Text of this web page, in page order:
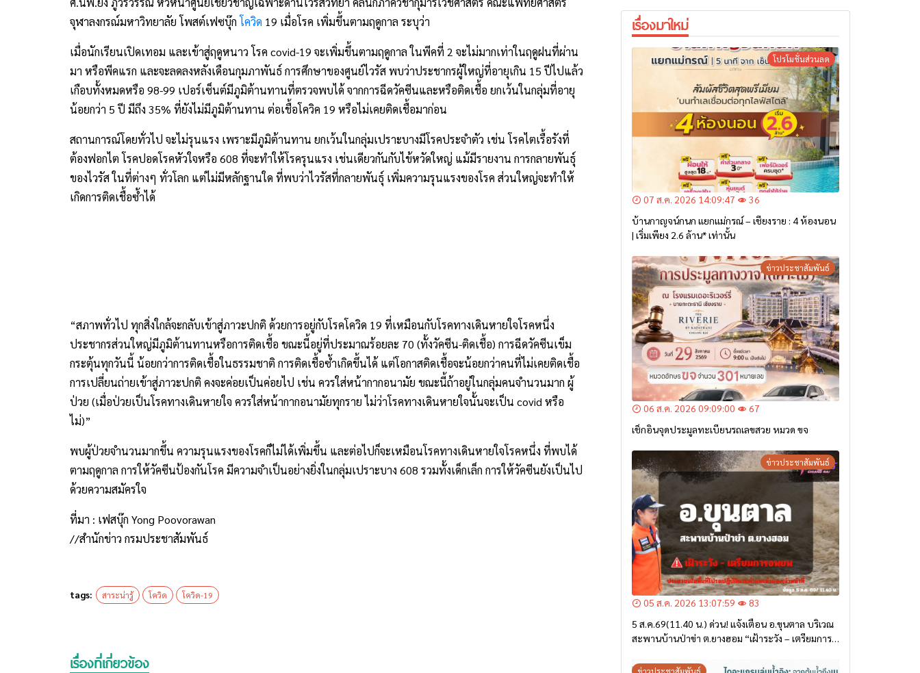
จุฬาลงกรณ์มหาวิทยาลัย โพสต์เฟซบุ๊ก โควิด 19 เมื่อโรค เพิ่มขึ้นตามฤดูกาล ระบุว่า
เมื่อนักเรียนเปิดเทอม และเข้าสู่ฤดูหนาว โรค covid-19 จะเพิ่มขึ้นตามฤดูกาล ในพีคที่ 2 จะไม่มากเท่าในฤดูฝนที่ผ่าน
มา หรือพีคแรก และจะลดลงหลังเดือนกุมภาพันธ์ การศึกษาของศูนย์ไวรัส พบว่าประชากรผู้ใหญ่ที่อายุเกิน 15 ปีไปแล้ว
เกือบทั้งหมดหรือ 98-99 เปอร์เซ็นต์มีภูมิต้านทานที่ตรวจพบได้ จากการฉีดวัคซีนและหรือติดเชื้อ ยกเว้นในกลุ่มที่อายุ
น้อยกว่า 5 ปี มีถึง 35% ที่ยังไม่มีภูมิต้านทาน ต่อเชื้อโควิค 19 หรือไม่เคยติดเชื้อมาก่อน
สถานการณ์โดยทั่วไป จะไม่รุนแรง เพราะมีภูมิต้านทาน ยกเว้นในกลุ่มเปราะบางมีโรคประจำตัว เช่น โรคไตเรื้อรังที่
ต้องฟอกไต โรคปอดโรคหัวใจหรือ 608 ที่จะทำให้โรครุนแรง เช่นเดียวกันกับไข้หวัดใหญ่ แม้มีรายงาน การกลายพันธุ์
ของไวรัส ในที่ต่างๆ ทั่วโลก แต่ไม่มีหลักฐานใด ที่พบว่าไวรัสที่กลายพันธุ์ เพิ่มความรุนแรงของโรค ส่วนใหญ่จะทำให้
เกิดการติดเชื้อซ้ำได้
“สภาพทั่วไป ทุกสิ่งใกล้จะกลับเข้าสู่ภาวะปกติ ด้วยการอยู่กับโรคโควิด 19 ที่เหมือนกับโรคทางเดินหายใจโรคหนึ่ง
ประชากรส่วนใหญ่มีภูมิต้านทานหรือการติดเชื้อ ขณะนี้อยู่ที่ประมาณร้อยละ 70 (ทั้งวัคซีน-ติดเชื้อ) การฉีดวัคซีนเข็ม
กระตุ้นทุกวันนี้ น้อยกว่าการติดเชื้อในธรรมชาติ การติดเชื้อซ้ำเกิดขึ้นได้ แต่โอกาสติดเชื้อจะน้อยกว่าคนที่ไม่เคยติดเชื้อ
การเปลี่ยนถ่ายเข้าสู่ภาวะปกติ คงจะค่อยเป็นค่อยไป เช่น ควรใส่หน้ากากอนามัย ขณะนี้ถ้าอยู่ในกลุ่มคนจำนวนมาก ผู้
ป่วย (เมื่อป่วยเป็นโรคทางเดินหายใจ ควรใส่หน้ากากอนามัยทุกราย ไม่ว่าโรคทางเดินหายใจนั้นจะเป็น covid หรือ
ไม่)”
พบผู้ป่วยจำนวนมากขึ้น ความรุนแรงของโรคก็ไม่ได้เพิ่มขึ้น และต่อไปก็จะเหมือนโรคทางเดินหายใจโรคหนึ่ง ที่พบได้
ตามฤดูกาล การให้วัคซีนป้องกันโรค มีความจำเป็นอย่างยิ่งในกลุ่มเปราะบาง 608 รวมทั้งเด็กเล็ก การให้วัคซีนยังเป็นไป
ด้วยความสมัครใจ
ที่มา : เฟสบุ๊ก Yong Poovorawan
//สำนักข่าว กรมประชาสัมพันธ์
tags: สาระน่ารู้ โควิด โควิด-19
เรื่องที่เกี่ยวข้อง
เรื่องมาใหม่
โปรโมชั่นส่วนลด
07 ส.ค. 2026 14:09:47
36
บ้านกาญจน์กนก แยกแม่กรณ์ – เชียงราย : 4 ห้องนอน
| เริ่มเพียง 2.6 ล้าน* เท่านั้น
ข่าวประชาสัมพันธ์
06 ส.ค. 2026 09:09:00
67
เช็กอินจุดประมูลทะเบียนรถเลขสวย หมวด ขจ
ข่าวประชาสัมพันธ์
05 ส.ค. 2026 13:07:59
83
5 ส.ค.69(11.40 น.) ด่วน! แจ้งเตือน อ.ขุนตาล บริเวณ
สะพานบ้านป่าข่า ต.ยางฮอม “เฝ้าระวัง – เตรียมการ